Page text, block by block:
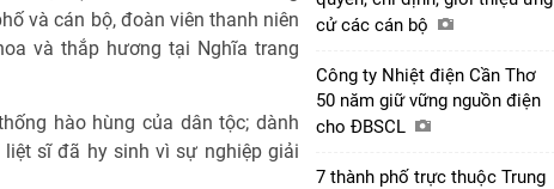
và cán bộ, đoàn viên thanh niên
và thắp hương tại Nghĩa trang
hào hùng của dân tộc; dành
sĩ đã hy sinh vì sự nghiệp giải
cử các cán bộ
Công ty Nhiệt điện Cần Thơ
50 năm giữ vững nguồn điện
cho ĐBSCL
7 thành phố trực thuộc Trung